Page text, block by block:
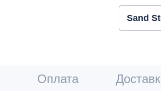
Sand
Оплата